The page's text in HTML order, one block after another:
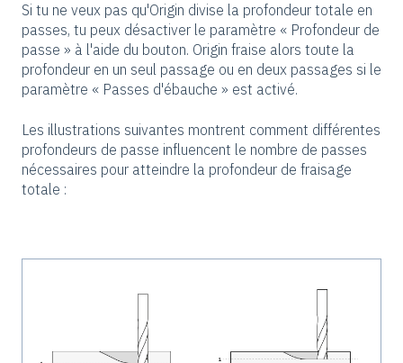
Si tu ne veux pas qu'Origin divise la profondeur totale en
passes, tu peux désactiver le paramètre « Profondeur de
passe » à l'aide du bouton. Origin fraise alors toute la
profondeur en un seul passage ou en deux passages si le
paramètre « Passes d'ébauche » est activé.
Les illustrations suivantes montrent comment différentes
profondeurs de passe influencent le nombre de passes
nécessaires pour atteindre la profondeur de fraisage
totale :